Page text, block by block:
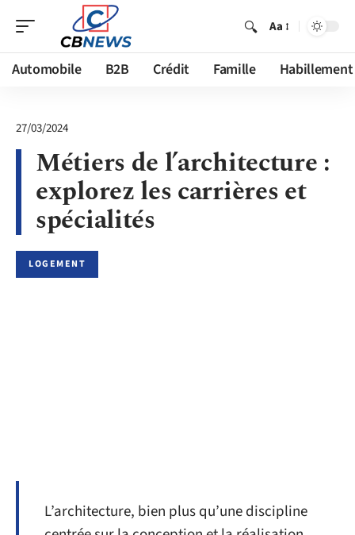
Aa
Automobile B2B Crédit Famille Habillement
27/03/2024
Métiers de l’architecture :
explorez les carrières et
spécialités
LOGEMENT
L’architecture, bien plus qu’une discipline